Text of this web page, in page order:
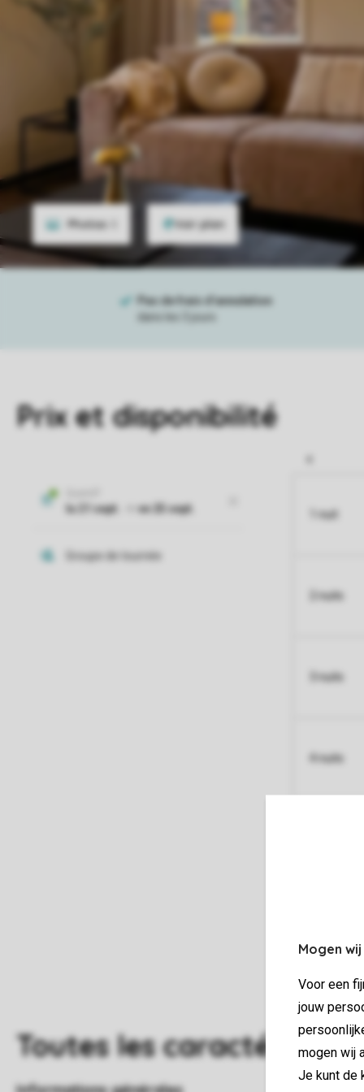
Mogen
Voor een
jouw
mogen wij
Je kunt de
Photos
Prix et disponibilité
1 nuit
2 nuits
3 nuits
4 nuits
Toutesles